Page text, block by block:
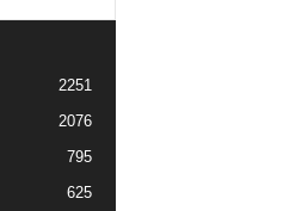
2251
2076
795
625